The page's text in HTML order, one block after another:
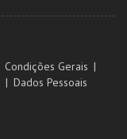
Condições Gerais
Dados Pessoais